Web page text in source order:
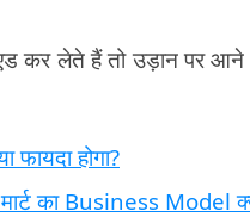
कर लेते हैं तो उड़ान पर
फायदा होगा?
का Business Model